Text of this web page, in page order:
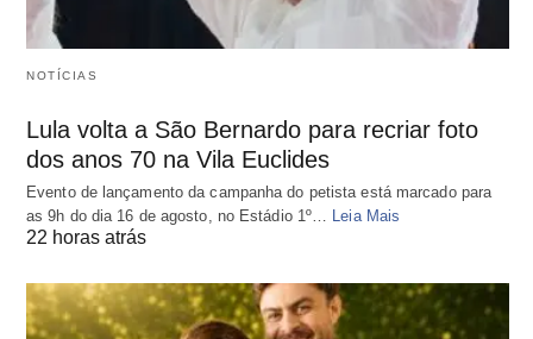
NOTÍCIAS
Lula volta a São Bernardo para recriar foto
dos anos 70 na Vila Euclides
Evento de lançamento da campanha do petista está marcado para
as 9h do dia 16 de agosto, no Estádio 1º… Leia Mais
22 horas atrás